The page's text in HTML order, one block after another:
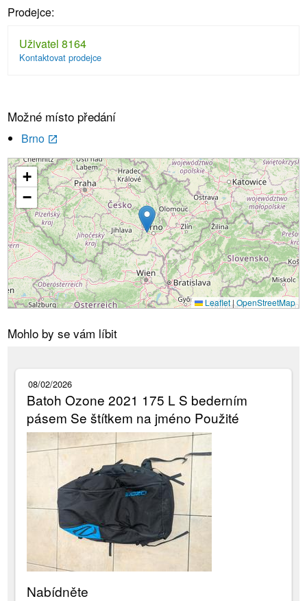
Prodejce:
Uživatel 8164
Kontaktovat prodejce
Možné místo předání
Brno launch
Načítání...
+
−
Leaflet|OpenStreetMap
Mohlo by se vám líbit
08/02/2026
Batoh Ozone 2021 175 L S bederním
pásem Se štítkem na jméno Použité
Nabídněte